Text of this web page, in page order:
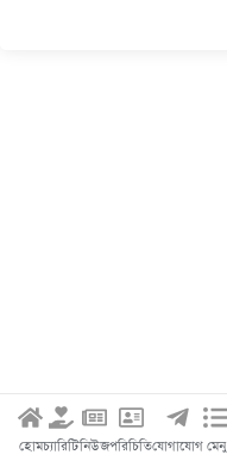
হোমচ্যারিটিনিউজপরিচিতিযোগাযোগ মেনু